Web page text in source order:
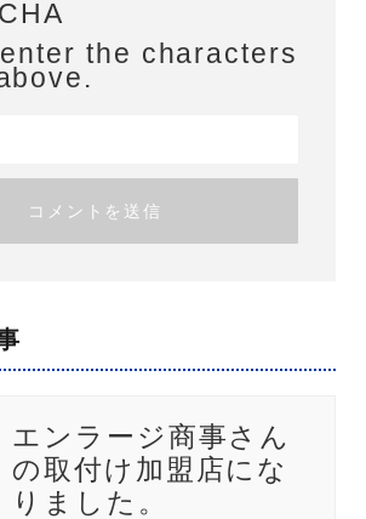
the characters
エンラージ商事さん
の取付け加盟店にな
りました。